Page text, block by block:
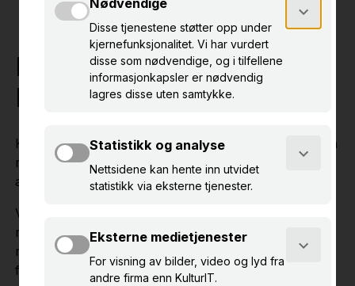
Innlegg og foredrag fra
KulturIT
KulturIT kan bidra med faglige innlegg og foredrag på
møter, seminarer, konferanser og andre typer
arrangementer.
Vi har erfaring fra arbeid med IT og digitalisering i
museums- og kulturarvsektoren, og våre
medarbeidere har kompetanse innen flere
fagområder.